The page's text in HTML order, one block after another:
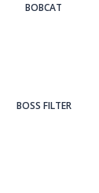
BOBCAT
BOSS FILTER